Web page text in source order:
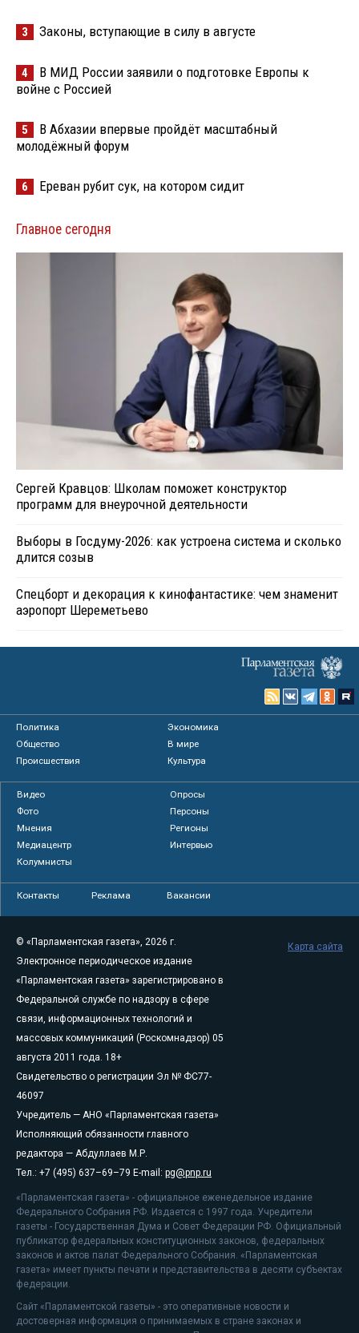
3 Законы, вступающие в силу в августе
4
В МИД России заявили о подготовке Европы к
войне с Россией
5
В Абхазии впервые пройдёт масштабный
молодёжный форум
6 Ереван рубит сук, на котором сидит
Главное сегодня
Сергей Кравцов: Школам поможет конструктор
программ для внеурочной деятельности
Выборы в Госдуму-2026: как устроена система и сколько
длится созыв
Спецборт и декорация к кинофантастике: чем знаменит
аэропорт Шереметьево
Политика
Экономика
Общество
В мире
Происшествия
Культура
Видео
Опросы
Фото
Персоны
Мнения
Регионы
Медиацентр
Интервью
Колумнисты
Контакты Реклама Вакансии
© «Парламентская газета», 2026 г.
Электронное периодическое издание
«Парламентская газета» зарегистрировано в
Федеральной службе по надзору в сфере
связи, информационных технологий и
массовых коммуникаций (Роскомнадзор) 05
августа 2011 года. 18+
Свидетельство о регистрации Эл № ФС77-
46097
Учредитель — АНО «Парламентская газета»
Исполняющий обязанности главного
редактора — Абдуллаев М.Р.
Тел.: +7 (495) 637–69–79 E-mail: pg@pnp.ru
«Парламентская газета» - официальное еженедельное издание
Федерального Собрания РФ. Издается с 1997 года. Учредители
газеты - Государственная Дума и Совет Федерации РФ. Официальный
публикатор федеральных конституционных законов, федеральных
законов и актов палат Федерального Собрания. «Парламентская
газета» имеет пункты печати и представительства в десяти субъектах
федерации.
Сайт «Парламентской газеты» - это оперативные новости и
достоверная информация о принимаемых в стране законах и
Карта сайта